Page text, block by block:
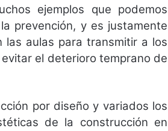
ejemplos que podemos
prevención, y es justamente
aulas para transmitir a los
el deterioro temprano de
por diseño y variados los
de la construcción en